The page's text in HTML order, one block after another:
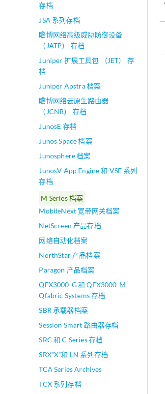
存档
JSA 系列存档
瞻博网络高级威胁防御设备
（JATP） 存档
Juniper 扩展工具包 （JET） 存
档
Juniper Apstra 档案
瞻博网络云原生路由器
（JCNR） 存档
JunosE 存档
Junos Space 档案
Junosphere 档案
JunosV App Engine 和 VSE 系列
存档
M Series 档案
MobileNext 宽带网关档案
NetScreen 产品存档
网络自动化档案
NorthStar 产品档案
Paragon 产品档案
QFX3000-G 和 QFX3000-M
Qfabric Systems 存档
SBR 承载器档案
Session Smart 路由器存档
SRC 和 C Series 存档
SRX“X”和 LN 系列存档
TCA Series Archives
TCX 系列存档